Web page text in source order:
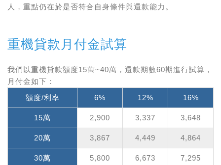
人，重點仍在於是否符合自身條件與還款能力。
重機貸款月付金試算
我們以重機貸款額度15萬~40萬，還款期數60期進行試算，
月付金如下：
額度/利率
6% 12% 16%
15萬 2,900 3,337 3,648
20萬 3,867 4,449 4,864
30萬 5,800 6,673 7,295